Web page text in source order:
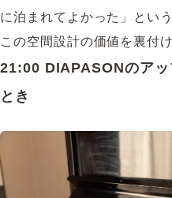
に泊まれてよかった」とい
この空間設計の価値を裏付
21:00 DIAPASONのアッ
とき